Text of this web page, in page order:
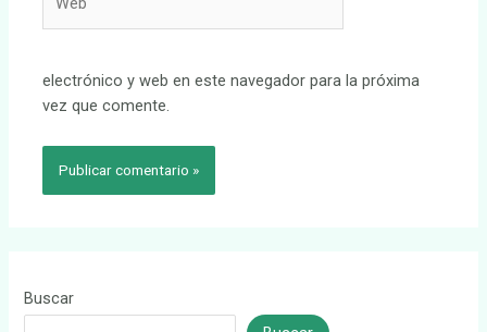
electrónico y web en este navegador para la próxima
vez que comente.
Buscar